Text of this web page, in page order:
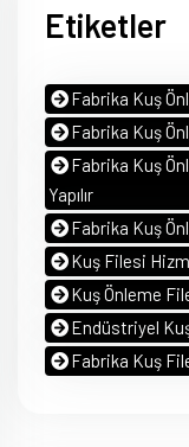
Etiketler
Fabrika Kuş
Fabrika Kuş
Fabrika Kuş
Yapılır
Fabrika Kuş
Kuş Filesi
Kuş Önleme
Endüstriyel
Fabrika Kuş